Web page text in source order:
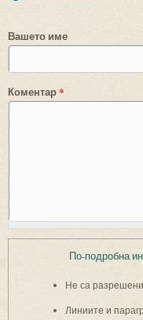
Вашето име
Коментар*
По-подробна
Не са
Линиите и